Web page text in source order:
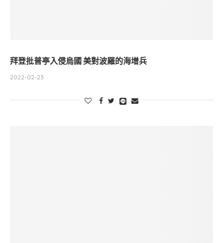
拜登批普亭入侵烏國 美對波羅的海增兵
2022-02-23